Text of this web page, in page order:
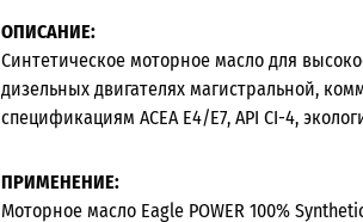
ОПИСАНИЕ:
Синтетическое моторное масло для
дизельных двигателях магистральной,
спецификациям ACEA E4/E7, API CI-4,
ПРИМЕНЕНИЕ:
Моторное масло Eagle POWER 100%